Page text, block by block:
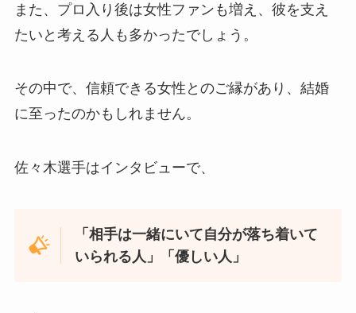
また、プロ入り後は女性ファンも増え、彼を支え
たいと考える人も多かったでしょう。
その中で、信頼できる女性とのご縁があり、結婚
に至ったのかもしれません。
佐々木選手はインタビューで、
「相手は一緒にいて自分が落ち着いて
いられる人」「優しい人」